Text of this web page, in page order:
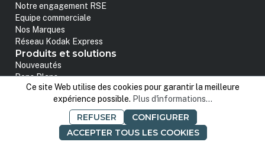
Notre engagement RSE
Equipe commerciale
Nos Marques
Réseau Kodak Express
Produits et solutions
Nouveautés
Bons Plans
Solutions de vente en ligne
Produits Kodak Express
Commandes et support
Nous contacter
Modes de livraison
Ce site Web utilise des cookies pour garantir la meilleure
expérience possible. Plus d'informations...
REFUSER
CONFIGURER
ACCEPTER TOUS LES COOKIES